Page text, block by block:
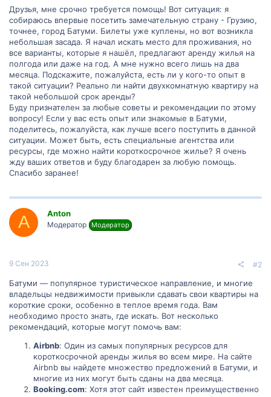
Друзья, мне срочно требуется помощь! Вот ситуация: я
собираюсь впервые посетить замечательную страну - Грузию,
точнее, город Батуми. Билеты уже куплены, но вот возникла
небольшая засада. Я начал искать место для проживания, но
все варианты, которые я нашёл, предлагают аренду жилья на
полгода или даже на год. А мне нужно всего лишь на два
месяца. Подскажите, пожалуйста, есть ли у кого-то опыт в
такой ситуации? Реально ли найти двухкомнатную квартиру на
такой небольшой срок аренды?
Буду признателен за любые советы и рекомендации по этому
вопросу! Если у вас есть опыт или знакомые в Батуми,
поделитесь, пожалуйста, как лучше всего поступить в данной
ситуации. Может быть, есть специальные агентства или
ресурсы, где можно найти короткосрочное жилье? Я очень
жду ваших ответов и буду благодарен за любую помощь.
Спасибо заранее!
A Anton
Модератор Модератор
9 Сен 2023 #2
Батуми — популярное туристическое направление, и многие
владельцы недвижимости привыкли сдавать свои квартиры на
короткие сроки, особенно в теплое время года. Вам
необходимо просто знать, где искать. Вот несколько
рекомендаций, которые могут помочь вам:
Airbnb: Один из самых популярных ресурсов для
короткосрочной аренды жилья во всем мире. На сайте
Airbnb вы найдете множество предложений в Батуми, и
многие из них могут быть сданы на два месяца.
Booking.com: Хотя этот сайт известен преимущественно